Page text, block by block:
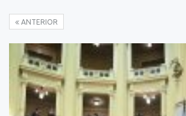
ANTERIOR